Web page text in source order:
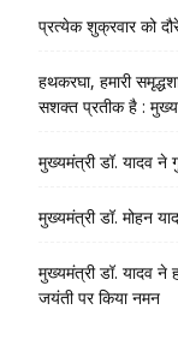
प्रत्येक शुक्रवार को
हथकरघा, हमारी
सशक्त प्रतीक है :
मुख्यमंत्री डॉ. यादव ने
मुख्यमंत्री डॉ. मोहन
मुख्यमंत्री डॉ. यादव ने
जयंती पर किया नमन